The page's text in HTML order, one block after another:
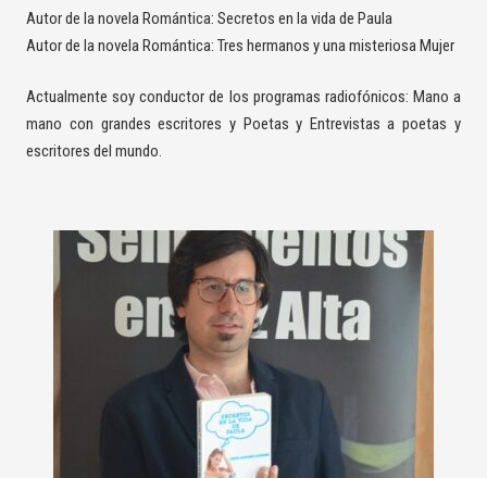
Autor de la novela Romántica: Secretos en la vida de Paula
Autor de la novela Romántica: Tres hermanos y una misteriosa Mujer
Actualmente soy conductor de los programas radiofónicos: Mano a
mano con grandes escritores y Poetas y Entrevistas a poetas y
escritores del mundo.